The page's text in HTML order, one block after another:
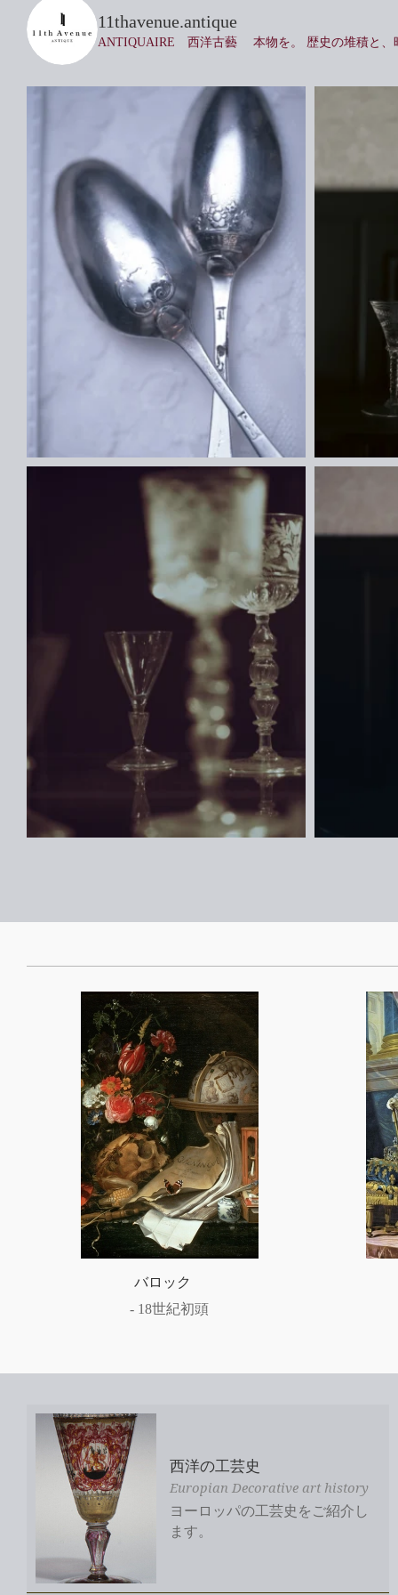
11thavenue.antique
ANTIQUAIRE 西洋古藝 本物を。 歴史の堆積と
ルイ15&16世期
1715 - 1792
西洋の工芸史
Europian Decorative art history
ヨーロッパの工芸史をご紹介し
ます。